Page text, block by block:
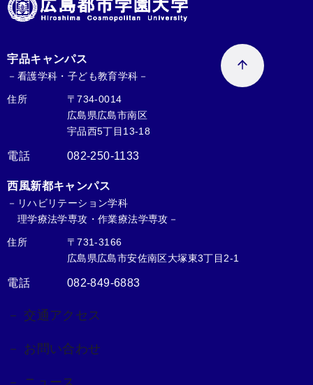
宇品キャンパス
－看護学科・子ども教育学科－
住所
〒734-0014
広島県広島市南区
宇品西5丁目13-18
電話 082-250-1133
西風新都キャンパス
－リハビリテーション学科
理学療法学専攻・作業療法学専攻－
住所
〒731-3166
広島県広島市安佐南区大塚東3丁目2-1
電話 082-849-6883
－ 交通アクセス
－ お問い合わせ